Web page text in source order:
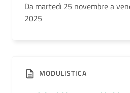
Da martedì 25 novembre a
2025
MODULISTICA